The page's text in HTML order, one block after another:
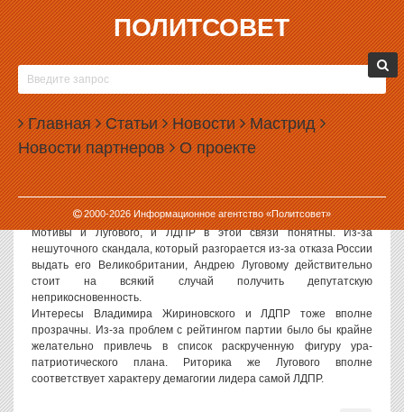
ПОЛИТСОВЕТ
Главная Статьи Новости Мастрид
Новости партнеров О проекте
2000-2026Информационное агентство «Политсовет»
18.07.2007, 10:10
АНДРЕЙ ЛУГОВОЙ МОЖЕТ ВОЙТИ В ПЕРВУЮ
ТРОЙКУ ИЗБИРАТЕЛЬНОГО СПИСКА ЛДПР
Как стало известно ИА «Политсовет», ставший скандально
известным из-за так называемого «дела Литвиненко» Андрей
Луговой может войти в первую тройку избирательного списка
ЛДПР на выборах в Государственную думу.
По неофициальной информации, переговоры на эту тему между
заинтересованными сторонами уже ведутся.
Мотивы и Лугового, и ЛДПР в этой связи понятны. Из-за
нешуточного скандала, который разгорается из-за отказа России
выдать его Великобритании, Андрею Луговому действительно
стоит на всякий случай получить депутатскую
неприкосновенность.
Интересы Владимира Жириновского и ЛДПР тоже вполне
прозрачны. Из-за проблем с рейтингом партии было бы крайне
желательно привлечь в список раскрученную фигуру ура-
патриотического плана. Риторика же Лугового вполне
соответствует характеру демагогии лидера самой ЛДПР.